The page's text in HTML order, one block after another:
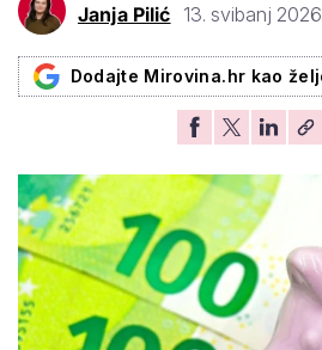
Janja Pilić 13. svibanj 2026.
Dodajte Mirovina.hr kao